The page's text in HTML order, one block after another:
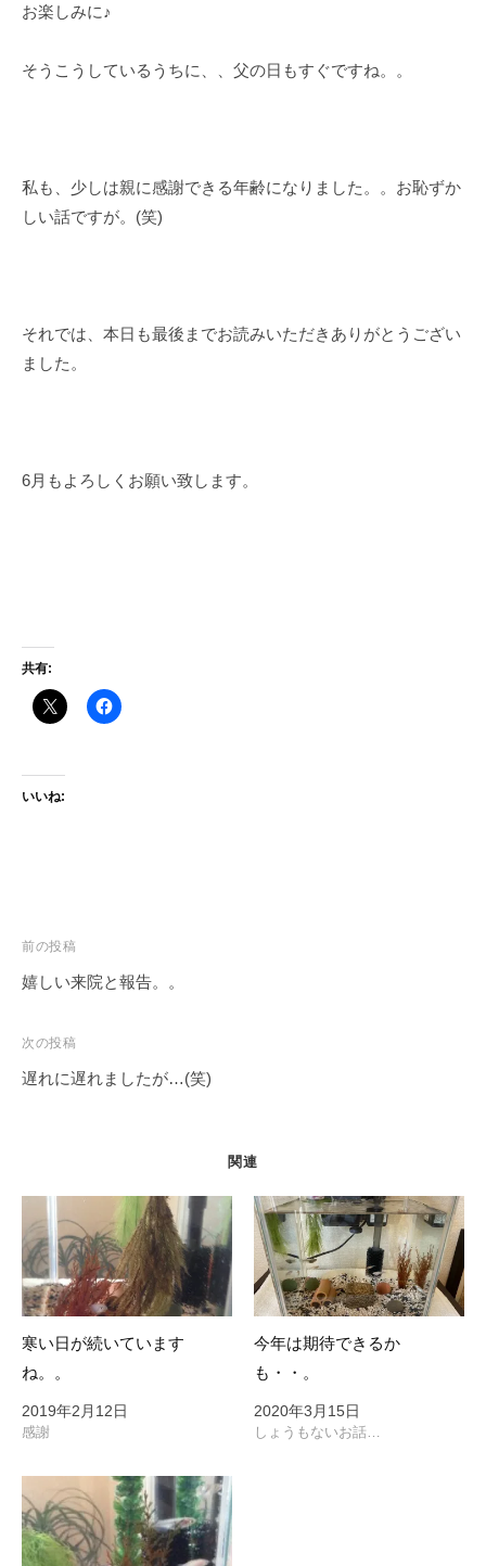
お楽しみに♪
そうこうしているうちに、、父の日もすぐですね。。
私も、少しは親に感謝できる年齢になりました。。お恥ずか
しい話ですが。(笑)
それでは、本日も最後までお読みいただきありがとうござい
ました。
6月もよろしくお願い致します。
共有:
いいね:
投
稿
ビ
ゲ
ン
前の投稿
嬉しい来院と報告。。
次の投稿
遅れに遅れましたが…(笑)
関連
寒い日が続いています
ね。。
2019年2月12日
感謝
今年は期待できるか
も・・。
2020年3月15日
しょうもないお話…